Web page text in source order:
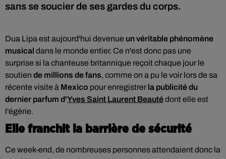
sans se soucier de ses gardes du corps.
Dua Lipa est aujourd'hui devenue un véritable phénomène
musical dans le monde entier. Ce n'est donc pas une
surprise si la chanteuse britannique reçoit chaque jour le
soutien de millions de fans, comme on a pu le voir lors de sa
récente visite à Mexico pour enregistrer la publicité du
dernier parfum d'Yves Saint Laurent Beautédont elle est
l'égérie.
Elle franchit la barrière de sécurité
Ce week-end, de nombreuses personnes attendaient donc la